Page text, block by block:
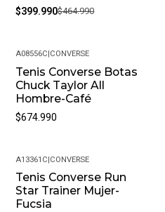
$399.990$464.990
A08556C|CONVERSE
Tenis Converse Botas
Chuck Taylor All
Hombre-Café
$674.990
-14%
A13361C|CONVERSE
Tenis Converse Run
Star Trainer Mujer-
Fucsia